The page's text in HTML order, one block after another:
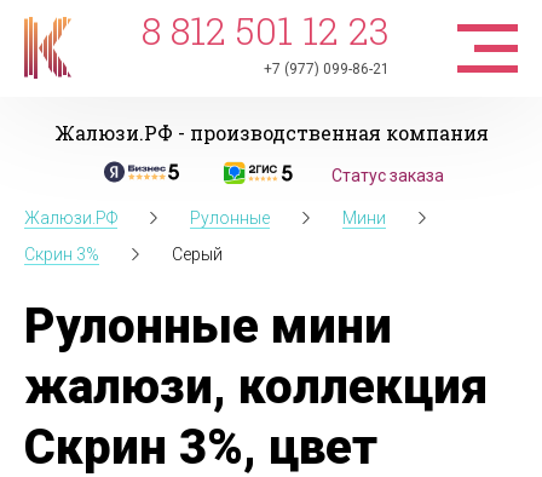
8 812 501 12 23
+7 (977) 099-86-21
Жалюзи.РФ - производственная компания
Статус заказа
Жалюзи.РФ Рулонные
Мини
Скрин 3%
Серый
Рулонные мини
жалюзи, коллекция
Скрин 3%, цвет